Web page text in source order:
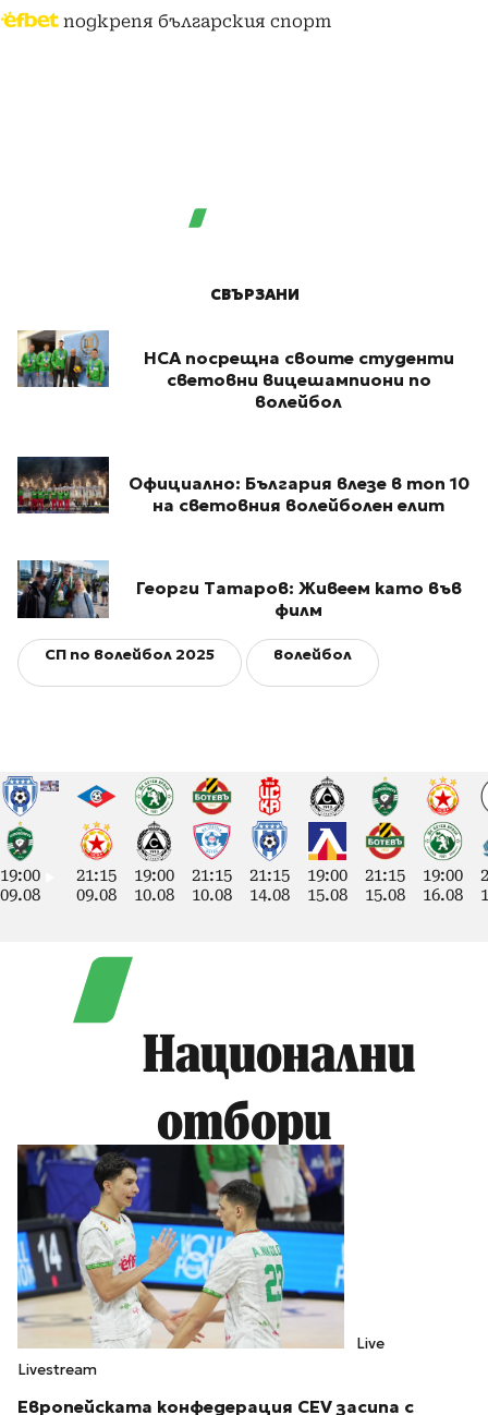
подкрепя българския спорт
СВЪРЗАНИ
НСА посрещна своите студенти
световни вицешампиони по
волейбол
Официално: България влезе в топ 10
на световния волейболен елит
Георги Татаров: Живеем като във
филм
СП по волейбол 2025 волейбол
19:00
09.08
21:15
09.08
19:00
10.08
21:15
10.08
21:15
14.08
19:00
15.08
21:15
15.08
19:00
16.08
Национални
отбори
Live
Livestream
Европейската конфедерация CEV засипа с